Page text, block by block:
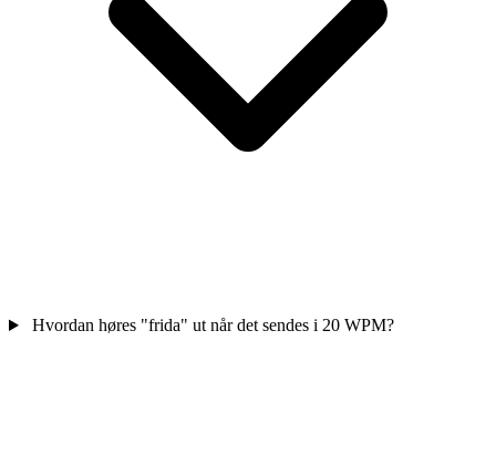
Hvordan høres "frida" ut når det sendes i 20 WPM?